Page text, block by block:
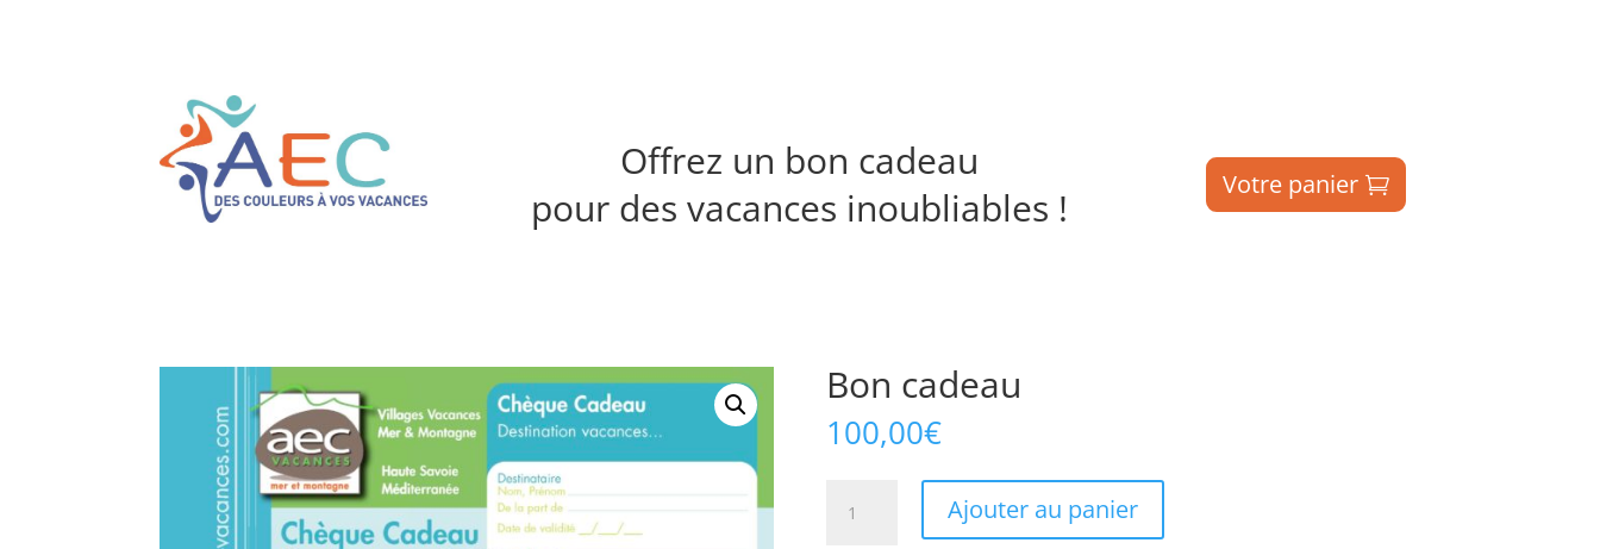
Offrez un bon cadeau
pour des vacances inoubliables !
Votre panier
Bon cadeau
100,00€
Ajouter au panier